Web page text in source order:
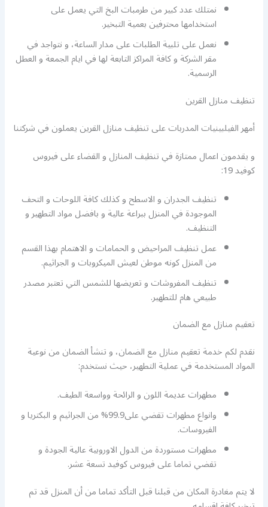
نمتلك عدد كبير من طرمبات البخ التي يعمل على
استخدامها محترفين بعمية التبخير.
نعمل على تلبية الطلبات على مدار الساعة، و نتواجد في
مقر الشركة و كافة المراكز التابعة لها في ايام الجمعة و العطل
الرسمية.
تنظيف منازل القرين
أمهر الفيلبينيات المدربات على تنظيف منازل القرين يعملون في شركتنا
و يقدمون اعمال ممتازة في تنظيف المنازل و القضاء على فيروس
كوفيد 19:
تنظيف الجدران و الاسطح و كذلك كافة اللوحات و التحف
الموجودة في المنزل ببراعة عالية و بافضل مواد التطهير و
التنظيف.
عمل تنظيف المراحيض و الحمامات و الاهتمام بهذا القسم
من المنزل كونه موطن لعيش الميكروبات و الجراثيم.
تنظيف المفروشات و تعريضها للشمس التي تعتبر مصدر
طبيعي هام للتطهير.
تعقيم منازل مع الضمان
نقدم لكم خدمة تعقيم منازل مع الضمان، و تنشأ الضمان من نوعية
المواد المستخدمة في عملية التطهير، حيث نستخدم:
مطهرات عديمة اللون و الرائحة وواسعة الطيف.
وانواع مطهرات تقضي على99.9% من الجراثيم و البكتريا و
الفيروسات.
مطهرات مستوردة من الدول الاوروبية عالية الجودة و
تقضي تماما على فيروس كوفيد تسعة عشر.
لا يتم مغادرة المكان من قبلنا قبل التأكد تماما من أن المنزل قد تم